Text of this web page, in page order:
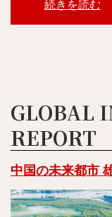
続きを読む
GLOBAL
REPORT
中国の未来都市